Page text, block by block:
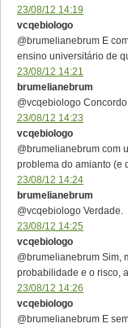
23/08/12 14:19
vcqebiologo
@brumelianebrum E
ensino universitário de
23/08/12 14:21
brumelianebrum
@vcqebiologo
23/08/12 14:23
vcqebiologo
@brumelianebrum com
problema do amianto (e
23/08/12 14:24
brumelianebrum
@vcqebiologo Verdade.
23/08/12 14:25
vcqebiologo
@brumelianebrum Sim,
probabilidade e o risco,
23/08/12 14:26
vcqebiologo
@brumelianebrum E